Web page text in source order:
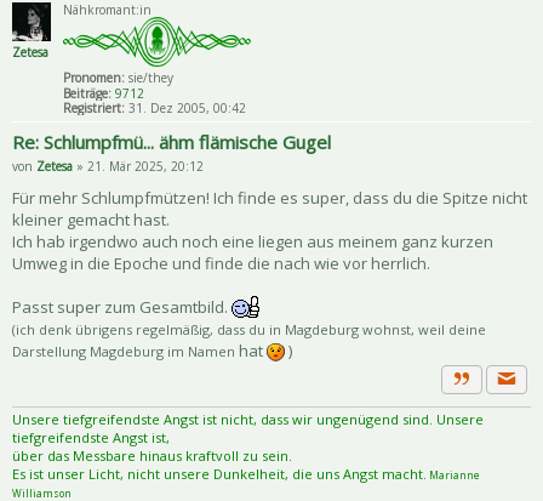
Zetesa
Nähkromant:in
Pronomen: sie/they
Beiträge: 9712
Registriert: 31. Dez 2005, 00:42
Re: Schlumpfmü... ähm flämische Gugel
von Zetesa » 21. Mär 2025, 20:12
Für mehr Schlumpfmützen! Ich finde es super, dass du die Spitze nicht
kleiner gemacht hast.
Ich hab irgendwo auch noch eine liegen aus meinem ganz kurzen
Umweg in die Epoche und finde die nach wie vor herrlich.
Passt super zum Gesamtbild.
(ich denk übrigens regelmäßig, dass du in Magdeburg wohnst, weil deine
Darstellung Magdeburg im Namen hat )
Zitat
Unsere tiefgreifendste Angst ist nicht, dass wir ungenügend sind. Unsere
tiefgreifendste Angst ist,
über das Messbare hinaus kraftvoll zu sein.
Es ist unser Licht, nicht unsere Dunkelheit, die uns Angst macht. Marianne
Williamson